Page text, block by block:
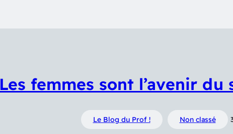
Les femmes sont l’avenir du
Le Blog du Prof ! Non classé